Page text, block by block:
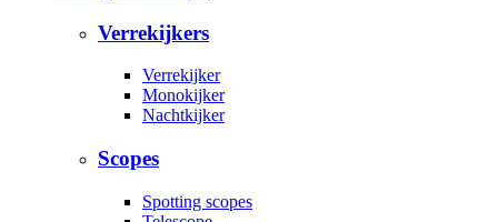
Verrekijkers
Verrekijker
Monokijker
Nachtkijker
Scopes
Spotting scopes